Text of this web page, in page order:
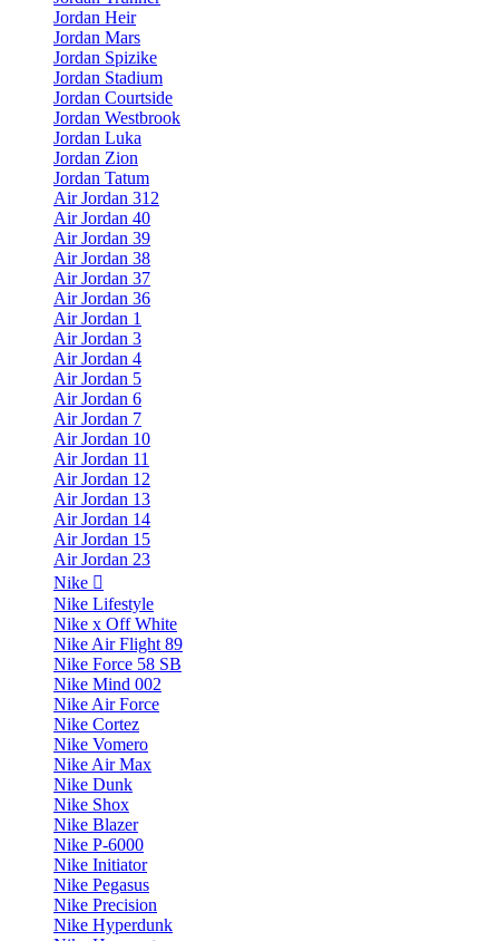
Jordan Heir
Jordan Mars
Jordan Spizike
Jordan Stadium
Jordan Courtside
Jordan Westbrook
Jordan Luka
Jordan Zion
Jordan Tatum
Air Jordan 312
Air Jordan 40
Air Jordan 39
Air Jordan 38
Air Jordan 37
Air Jordan 36
Air Jordan 1
Air Jordan 3
Air Jordan 4
Air Jordan 5
Air Jordan 6
Air Jordan 7
Air Jordan 10
Air Jordan 11
Air Jordan 12
Air Jordan 13
Air Jordan 14
Air Jordan 15
Air Jordan 23
Nike
Nike Lifestyle
Nike x Off White
Nike Air Flight 89
Nike Force 58 SB
Nike Mind 002
Nike Air Force
Nike Cortez
Nike Vomero
Nike Air Max
Nike Dunk
Nike Shox
Nike Blazer
Nike P-6000
Nike Initiator
Nike Pegasus
Nike Precision
Nike Hyperdunk